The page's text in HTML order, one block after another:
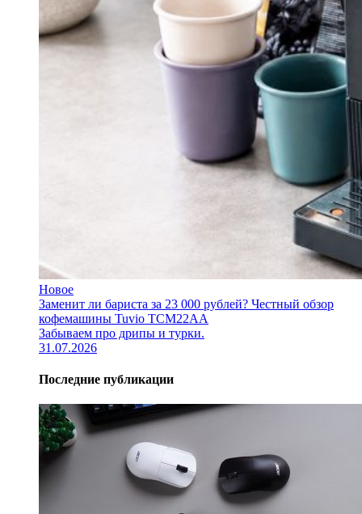
Новое
Заменит ли бариста за 23 000 рублей? Честный обзор
кофемашины Tuvio TCM22AA
Забываем про дрипы и турки.
31.07.2026
Последние публикации